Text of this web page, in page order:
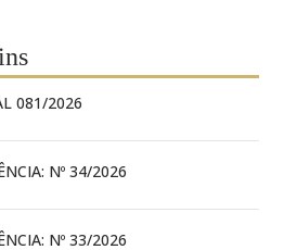
081/2026
Nº 34/2026
Nº 33/2026